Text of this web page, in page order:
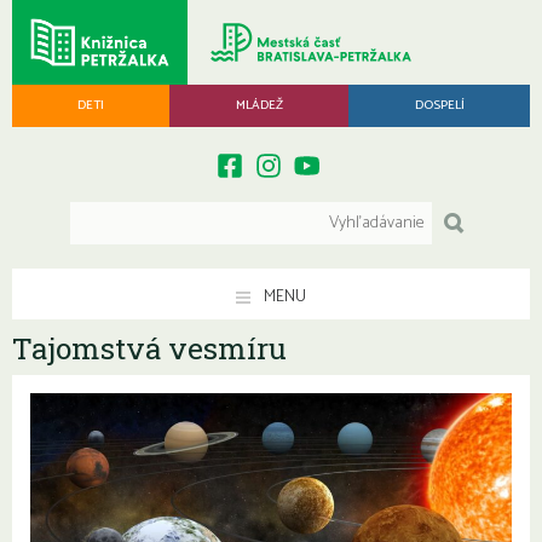
DETI MLÁDEŽ DOSPELÍ
MENU
Tajomstvá vesmíru